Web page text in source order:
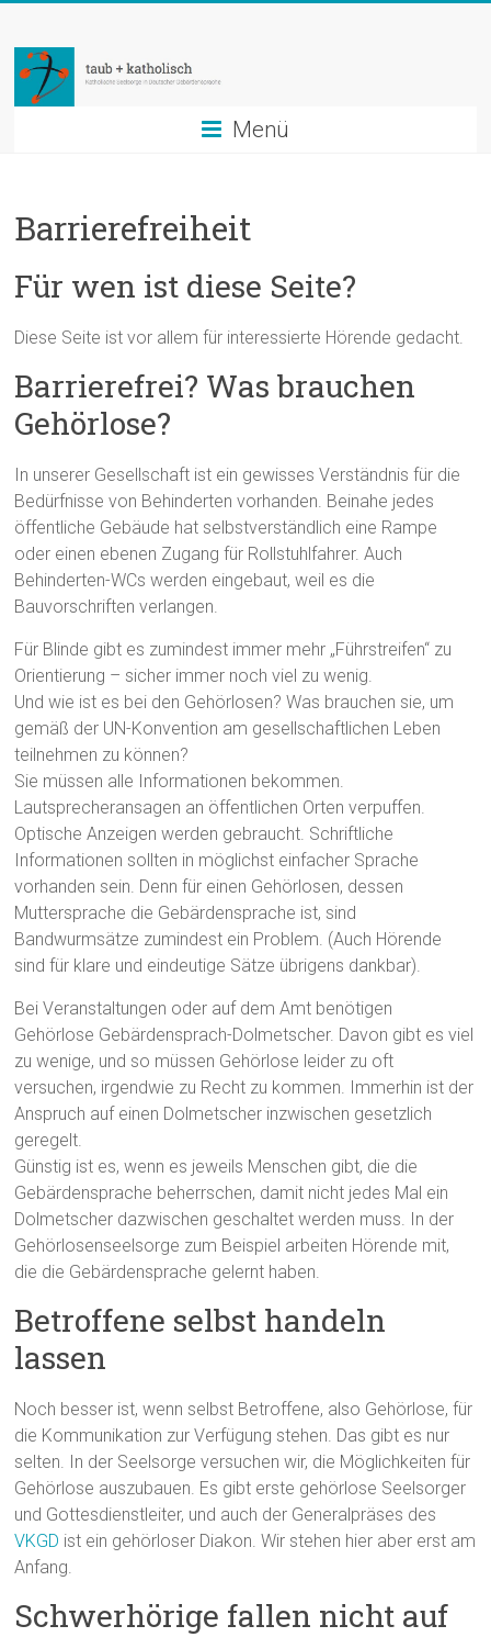
springen
taub
+
katholisch
in
Gebärdensprache
Menü
Barrierefreiheit
Für wen ist diese Seite?
Diese Seite ist vor allem für interessierte Hörende gedacht.
Barrierefrei? Was brauchen
Gehörlose?
In unserer Gesellschaft ist ein gewisses Verständnis für die
Bedürfnisse von Behinderten vorhanden. Beinahe jedes
öffentliche Gebäude hat selbstverständlich eine Rampe
oder einen ebenen Zugang für Rollstuhlfahrer. Auch
Behinderten-WCs werden eingebaut, weil es die
Bauvorschriften verlangen.
Für Blinde gibt es zumindest immer mehr „Führstreifen“ zu
Orientierung – sicher immer noch viel zu wenig.
Und wie ist es bei den Gehörlosen? Was brauchen sie, um
gemäß der UN-Konvention am gesellschaftlichen Leben
teilnehmen zu können?
Sie müssen alle Informationen bekommen.
Lautsprecheransagen an öffentlichen Orten verpuffen.
Optische Anzeigen werden gebraucht. Schriftliche
Informationen sollten in möglichst einfacher Sprache
vorhanden sein. Denn für einen Gehörlosen, dessen
Muttersprache die Gebärdensprache ist, sind
Bandwurmsätze zumindest ein Problem. (Auch Hörende
sind für klare und eindeutige Sätze übrigens dankbar).
Bei Veranstaltungen oder auf dem Amt benötigen
Gehörlose Gebärdensprach-Dolmetscher. Davon gibt es viel
zu wenige, und so müssen Gehörlose leider zu oft
versuchen, irgendwie zu Recht zu kommen. Immerhin ist der
Anspruch auf einen Dolmetscher inzwischen gesetzlich
geregelt.
Günstig ist es, wenn es jeweils Menschen gibt, die die
Gebärdensprache beherrschen, damit nicht jedes Mal ein
Dolmetscher dazwischen geschaltet werden muss. In der
Gehörlosenseelsorge zum Beispiel arbeiten Hörende mit,
die die Gebärdensprache gelernt haben.
Betroffene selbst handeln
lassen
Noch besser ist, wenn selbst Betroffene, also Gehörlose, für
die Kommunikation zur Verfügung stehen. Das gibt es nur
selten. In der Seelsorge versuchen wir, die Möglichkeiten für
Gehörlose auszubauen. Es gibt erste gehörlose Seelsorger
und Gottesdienstleiter, und auch der Generalpräses des
VKGD ist ein gehörloser Diakon. Wir stehen hier aber erst am
Anfang.
Schwerhörige fallen nicht auf